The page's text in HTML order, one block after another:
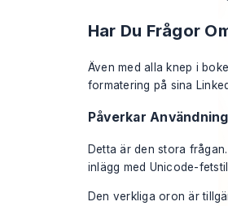
Har Du Frågor
Även med alla knep i
formatering på sina
Påverkar
Detta är den stora
inlägg med Unicode-
Den verkliga oron är